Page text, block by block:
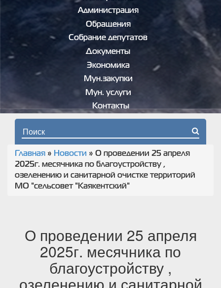
Администрация
Обращения
Собрание депутатов
Документы
Экономика
Мун.закупки
Мун. услуги
Контакты
Форма поиска
Вы здесь
Главная » Новости » О проведении 25 апреля
2025г. месячника по благоустройству ,
озеленению и санитарной очистке территорий
МО "сельсовет "Каякентский"
О проведении 25 апреля
2025г. месячника по
благоустройству ,